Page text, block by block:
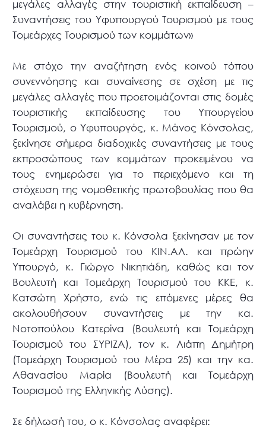
μεγάλες αλλαγές στην τουριστική εκπαίδευση –
Συναντήσεις του Υφυπουργού Τουρισμού με τους
Τομεάρχες Τουρισμού των κομμάτων»
Με στόχο την αναζήτηση ενός κοινού τόπου
συνεννόησης και συναίνεσης σε σχέση με τις
μεγάλες αλλαγές που προετοιμάζονται στις δομές
τουριστικής εκπαίδευσης του Υπουργείου
Τουρισμού, ο Υφυπουργός, κ. Μάνος Κόνσολας,
ξεκίνησε σήμερα διαδοχικές συναντήσεις με τους
εκπροσώπους των κομμάτων προκειμένου να
τους ενημερώσει για το περιεχόμενο και τη
στόχευση της νομοθετικής πρωτοβουλίας που θα
αναλάβει η κυβέρνηση.
Οι συναντήσεις του κ. Κόνσολα ξεκίνησαν με τον
Τομεάρχη Τουρισμού του ΚΙΝ.ΑΛ. και πρώην
Υπουργό, κ. Γιώργο Νικητιάδη, καθώς και τον
Βουλευτή και Τομεάρχη Τουρισμού του ΚΚΕ, κ.
Κατσώτη Χρήστο, ενώ τις επόμενες μέρες θα
ακολουθήσουν συναντήσεις με την κα.
Νοτοπούλου Κατερίνα (Βουλευτή και Τομεάρχη
Τουρισμού του ΣΥΡΙΖΑ), τον κ. Λιάπη Δημήτρη
(Τομεάρχη Τουρισμού του Μέρα 25) και την κα.
Αθανασίου Μαρία (Βουλευτή και Τομεάρχη
Τουρισμού της Ελληνικής Λύσης).
Σε δήλωσή του, ο κ. Κόνσολας αναφέρει: